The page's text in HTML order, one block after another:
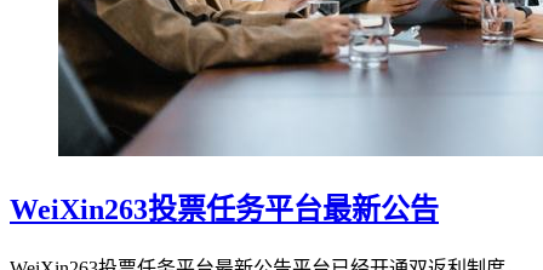
WeiXin263投票任务平台最新公告